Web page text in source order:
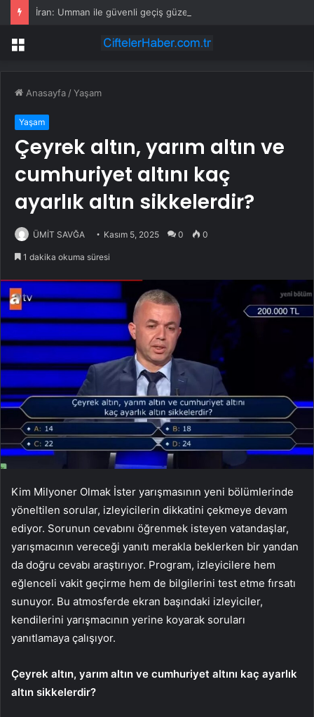
İran: Umman ile güvenli geçiş güzergâhında anlaştık
Menü
Anasayfa /Yaşam
Yaşam
Çeyrek altın, yarım altın ve
cumhuriyet altını kaç
ayarlık altın sikkelerdir?
ÜMİT SAVĞA Kasım 5, 2025 0 0
1 dakika okuma süresi
Kim Milyoner Olmak İster yarışmasının yeni bölümlerinde
yöneltilen sorular, izleyicilerin dikkatini çekmeye devam
ediyor. Sorunun cevabını öğrenmek isteyen vatandaşlar,
yarışmacının vereceği yanıtı merakla beklerken bir yandan
da doğru cevabı araştırıyor. Program, izleyicilere hem
eğlenceli vakit geçirme hem de bilgilerini test etme fırsatı
sunuyor. Bu atmosferde ekran başındaki izleyiciler,
kendilerini yarışmacının yerine koyarak soruları
yanıtlamaya çalışıyor.
Çeyrek altın, yarım altın ve cumhuriyet altını kaç ayarlık
altın sikkelerdir?